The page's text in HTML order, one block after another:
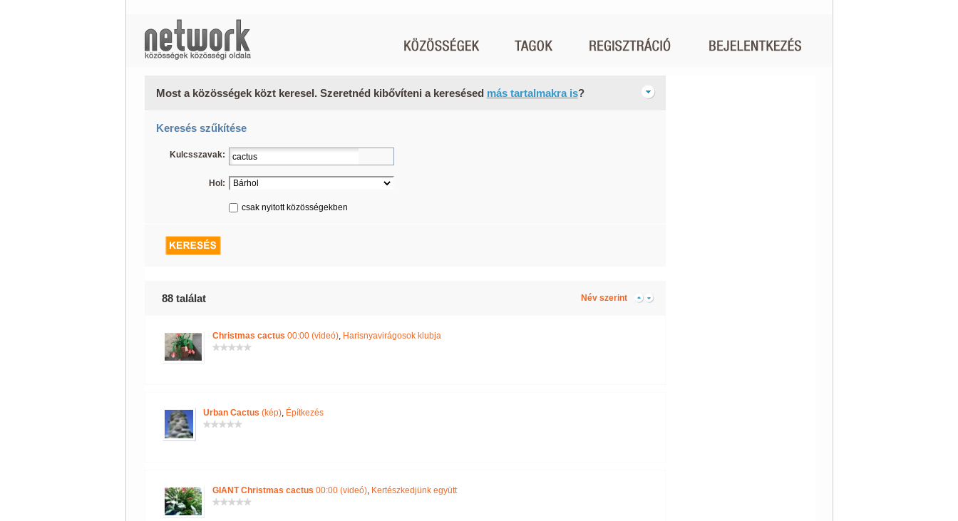
Most a közösségek közt keresel. Szeretnéd kibővíteni a keresésed más tartalmakra is?
Keresés szűkítése
Kulcsszavak:
Hol:
csak nyitott közösségekben
88 találat Név szerint
Christmas cactus 00:00 (videó), Harisnyavirágosok klubja
Urban Cactus (kép), Építkezés
GIANT Christmas cactus 00:00 (videó), Kertészkedjünk együtt